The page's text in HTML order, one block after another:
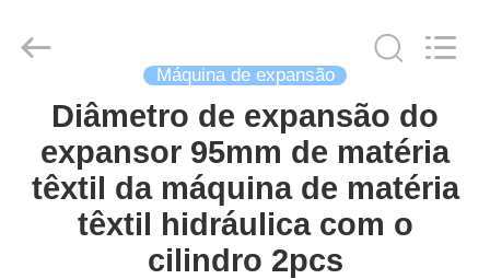
LAR
PRODUTOS
CO.,
Máquina de expansão
Diâmetro de expansão do
expansor 95mm de matéria
têxtil da máquina de matéria
têxtil hidráulica com o
cilindro 2pcs